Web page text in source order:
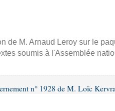
de M. Arnaud Leroy sur le
soumis à l'Assemblée
n° 1928 de M. Loïc